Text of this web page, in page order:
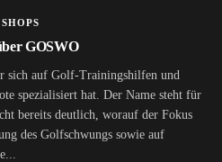
SHOPS
GOSWO
sich auf Golf-Trainingshilfen und
spezialisiert hat. Der Name steht für
bereits deutlich, worauf der Fokus
des Golfschwungs sowie auf